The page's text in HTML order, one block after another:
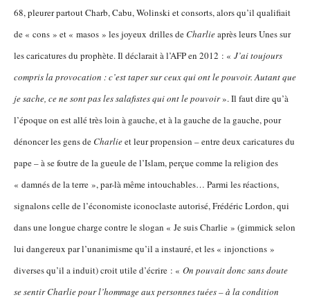
68, pleurer partout Charb, Cabu, Wolinski et consorts, alors qu’il qualifiait
de « cons » et « masos » les joyeux drilles deCharlieaprès leurs Unes sur
les caricatures du prophète. Il déclarait à l’AFP en 2012 : « J’ai toujours
compris la provocation : c’est taper sur ceux qui ont le pouvoir. Autant que
je sache, ce ne sont pas les salafistes qui ont le pouvoir». Il faut dire qu’à
l’époque on est allé très loin à gauche, et à la gauche de la gauche, pour
dénoncer les gens deCharlieet leur propension – entre deux caricatures du
pape – à se foutre de la gueule de l’Islam, perçue comme la religion des
« damnés de la terre », par-là même intouchables… Parmi les réactions,
signalons celle de l’économiste iconoclaste autorisé, Frédéric Lordon, qui
dans une longue charge contre le slogan « Je suis Charlie » (gimmick selon
lui dangereux par l’unanimisme qu’il a instauré, et les « injonctions »
diverses qu’il a induit) croit utile d’écrire : « On pouvait donc sans doute
se sentir Charlie pour l’hommage aux personnes tuées – à la condition